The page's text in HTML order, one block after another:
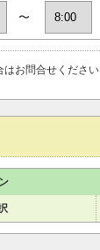
〜
はお問合せください